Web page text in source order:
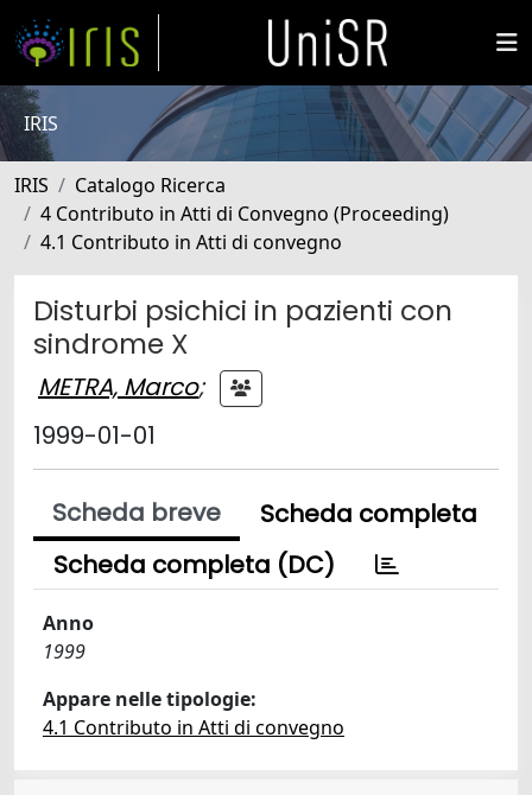
IRIS
IRIS
Catalogo Ricerca
4 Contributo in Atti di Convegno (Proceeding)
4.1 Contributo in Atti di convegno
Disturbi psichici in pazienti con
sindrome X
METRA, Marco;
1999-01-01
Scheda breve
Scheda completa
Scheda completa (DC)
Anno
1999
Appare nelle tipologie:
4.1 Contributo in Atti di convegno